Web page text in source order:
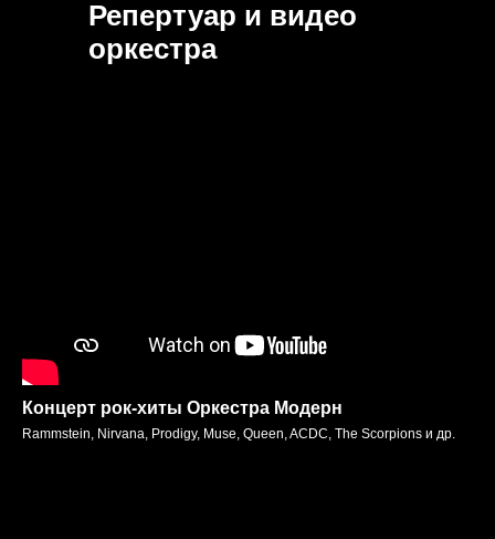
Репертуар и видео
оркестра
Концерт рок-хиты Оркестра Модерн
Rammstein, Nirvana, Prodigy, Muse, Queen, ACDC, The Scorpions и др.